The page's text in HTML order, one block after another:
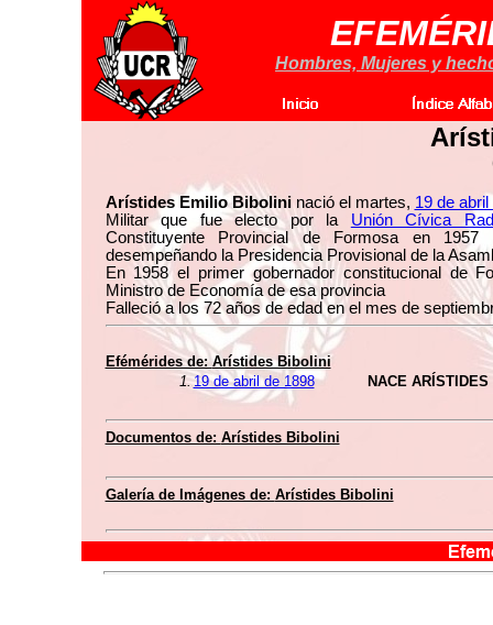
Hombres, Mujeres y
Arístides Emilio Bibolininació el martes, 19 de abril
Militar que fue electo por la Unión Cívica
Constituyente Provincial de Formosa en
desempeñando la Presidencia Provisional de la
En 1958 el primer gobernador constitucional de
Ministro de Economía de esa provincia
Falleció a los 72 años de edad en el mes de
Efémérides de: Arístides Bibolini
1.19 de abril de 1898 NACE
Documentos de: Arístides Bibolini
Galería de Imágenes de: Arístides Bibolini